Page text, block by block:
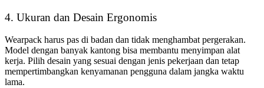
4. Ukuran dan Desain Ergonomis
Wearpack harus pas di badan dan tidak menghambat pergerakan.
Model dengan banyak kantong bisa membantu menyimpan alat
kerja. Pilih desain yang sesuai dengan jenis pekerjaan dan tetap
mempertimbangkan kenyamanan pengguna dalam jangka waktu
lama.